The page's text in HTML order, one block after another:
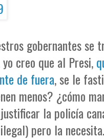
gobernantes se
creo que al Presi,
de fuera, se le
menos? ¿cómo
la policía
pero la